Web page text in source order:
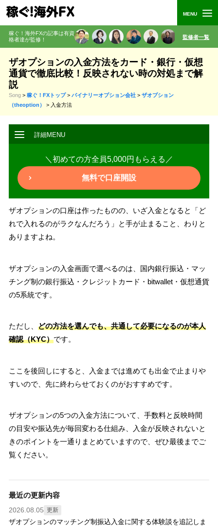
稼ぐ！海外FXの記事は有資
格者達が監修 ！ 監修者一覧
ザオプションの入金方法をカード・銀行・仮想
通貨で徹底比較！反映されない時の対処まで解
説
Song > 稼ぐ！FXトップ> バイナリーオプション会社> ザオプション
（theoption）
> 入金方法
＼初めての方全員5,000円もらえる／
無料で口座開設
ザオプションの口座は作ったものの、いざ入金となると「ど
れで入れるのがラクなんだろう」と手が止まること、わりと
ありますよね。
ザオプションの入金画面で選べるのは、国内銀行振込・マッ
チング制の銀行振込・クレジットカード・bitwallet・仮想通貨
の5系統です。
ただし、 どの方法を選んでも、共通して必要になるのが本人
確認（KYC）です。
ここを後回しにすると、入金までは進めても出金で止まりや
すいので、先に終わらせておくのがおすすめです。
ザオプションの5つの入金方法について、手数料と反映時間
の目安や振込先が毎回変わる仕組み、入金が反映されないと
きのポイントを一通りまとめていますので、ぜひ最後までご
覧ください。
最近の更新内容
2026.08.05 更新
ザオプションのマッチング制振込入金に関する体験談を追記しま